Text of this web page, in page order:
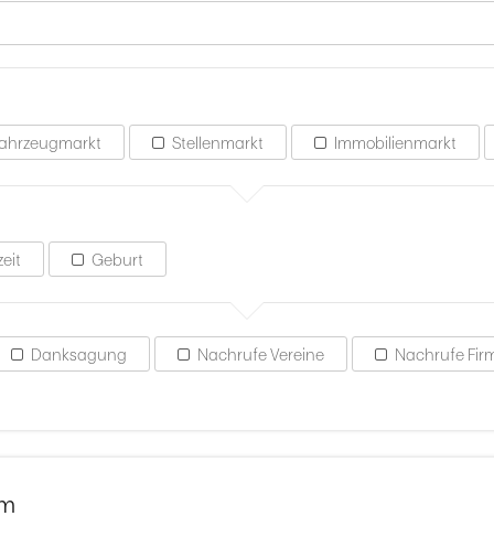
Stellenmarkt Immobilienmarkt
Geburt
Danksagung Nachrufe Vereine Nachrufe